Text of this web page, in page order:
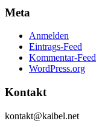
Meta
Anmelden
Eintrags-Feed
Kommentar-Feed
WordPress.org
Kontakt
kontakt@kaibel.net